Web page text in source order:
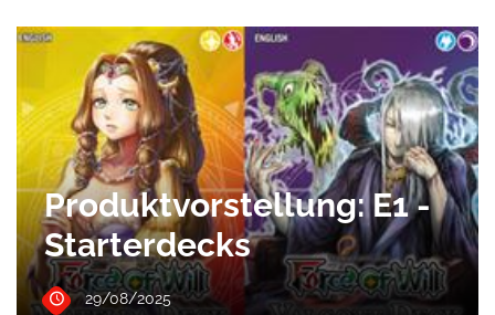
Produktvorstellung: E1 -
Starterdecks
29/08/2025